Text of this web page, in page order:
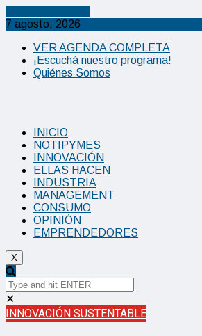
7 agosto, 2026
VER AGENDA COMPLETA
¡Escuchá nuestro programa!
Quiénes Somos
INICIO
NOTIPYMES
INNOVACIÓN
ELLAS HACEN
INDUSTRIA
MANAGEMENT
CONSUMO
OPINIÓN
EMPRENDEDORES
X
✕
INNOVACIÓN SUSTENTABLE